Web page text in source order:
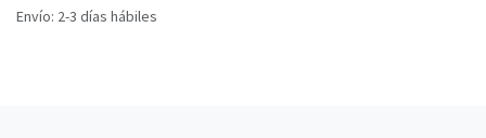
Envío: 2-3 días hábiles